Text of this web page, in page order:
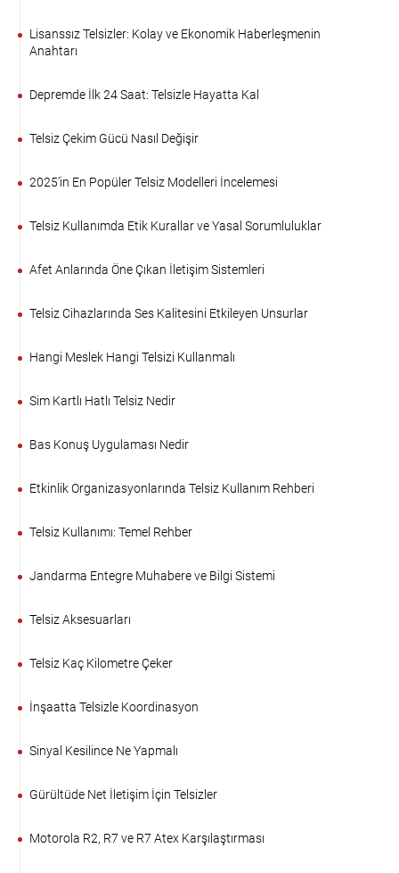
Lisanssız Telsizler: Kolay ve Ekonomik Haberleşmenin
Anahtarı
Depremde İlk 24 Saat: Telsizle Hayatta Kal
Telsiz Çekim Gücü Nasıl Değişir
2025’in En Popüler Telsiz Modelleri İncelemesi
Telsiz Kullanımda Etik Kurallar ve Yasal Sorumluluklar
Afet Anlarında Öne Çıkan İletişim Sistemleri
Telsiz Cihazlarında Ses Kalitesini Etkileyen Unsurlar
Hangi Meslek Hangi Telsizi Kullanmalı
Sim Kartlı Hatlı Telsiz Nedir
Bas Konuş Uygulaması Nedir
Etkinlik Organizasyonlarında Telsiz Kullanım Rehberi
Telsiz Kullanımı: Temel Rehber
Jandarma Entegre Muhabere ve Bilgi Sistemi
Telsiz Aksesuarları
Telsiz Kaç Kilometre Çeker
İnşaatta Telsizle Koordinasyon
Sinyal Kesilince Ne Yapmalı
Gürültüde Net İletişim İçin Telsizler
Motorola R2, R7 ve R7 Atex Karşılaştırması